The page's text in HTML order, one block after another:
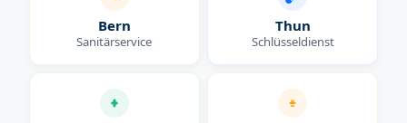
Bern
Sanitärservice
Thun
Schlüsseldienst